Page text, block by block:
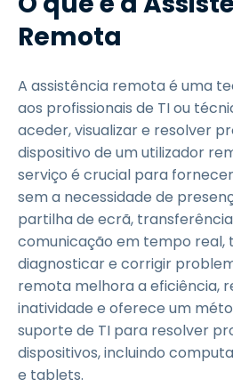
Remota
A assistência remota é uma
aos profissionais de TI ou
aceder, visualizar e resolver
dispositivo de um utilizador
serviço é crucial para
sem a necessidade de
partilha de ecrã,
comunicação em tempo real,
diagnosticar e corrigir
remota melhora a eficiência,
inatividade e oferece um
suporte de TI para resolver
dispositivos, incluindo
e tablets.